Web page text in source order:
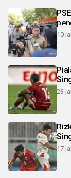
10
23
17